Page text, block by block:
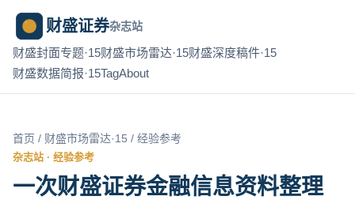
财盛证券杂志站
财盛封面专题·15财盛市场雷达·15财盛深度稿件·15
财盛数据简报·15TagAbout
首页 / 财盛市场雷达·15 / 经验参考
杂志站 · 经验参考
一次财盛证券金融信息资料整理